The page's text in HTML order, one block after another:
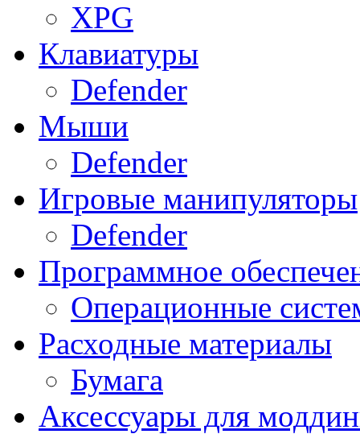
XPG
Клавиатуры
Defender
Мыши
Defender
Игровые манипуляторы
Defender
Программное
Операционные
Расходные материалы
Бумага
Аксессуары для